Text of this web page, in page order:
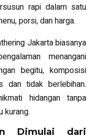
rapi dalam satu
porsi, dan harga.
Jakarta biasanya
menangani
begitu, komposisi
dan tidak berlebihan.
hidangan tanpa
kurang.
Dimulai dari